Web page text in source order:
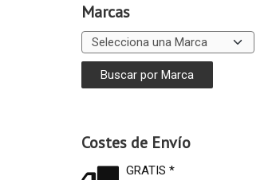
Marcas
Costes de Envío
GRATIS *